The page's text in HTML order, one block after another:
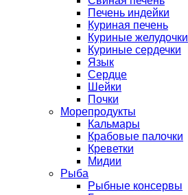
Печень индейки
Куриная печень
Куриные желудочки
Куриные сердечки
Язык
Сердце
Шейки
Почки
Морепродукты
Кальмары
Крабовые палочки
Креветки
Мидии
Рыба
Рыбные консервы